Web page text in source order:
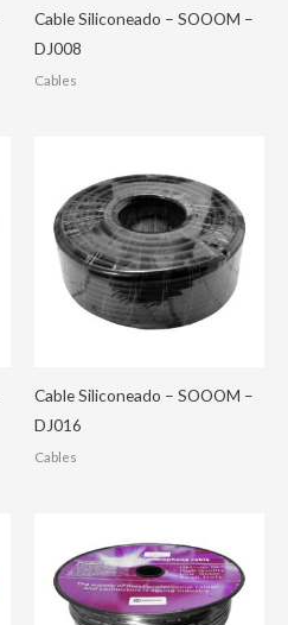
Cable Siliconeado – SOOOM –
DJ008
Cables
Cable Siliconeado – SOOOM –
DJ016
Cables